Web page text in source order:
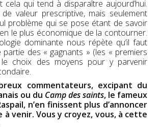
cela qui tend à disparaître aujourd’hui.
valeur prescriptive, mais seulement
problème qui se pose étant de savoir
le plus économique de la contourner.
dominante nous répète qu’il faut
des « gagnants » (les « premiers
choix des moyens pour y parvenir
commentateurs, excipant du
ou du Camp des saints, le fameux
n’en finissent plus d’annoncer
à venir. Vous y croyez, vous, à cette